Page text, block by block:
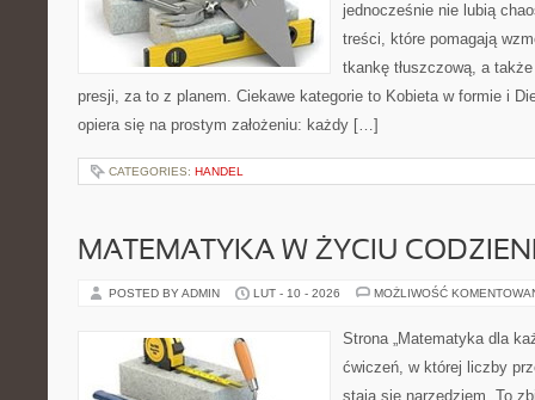
jednocześnie nie lubią
treści, które pomagają
tkankę tłuszczową, a
presji, za to z planem. Ciekawe kategorie to Kobieta w formie i
opiera się na prostym założeniu: każdy […]
CATEGORIES: HANDEL
MATEMATYKA W ŻYCIU
POSTED BY ADMIN LUT - 10 - 2026 MOŻLIWOŚĆ
Strona „Matematyka dla
ćwiczeń, w której liczby
stają się narzędziem. To